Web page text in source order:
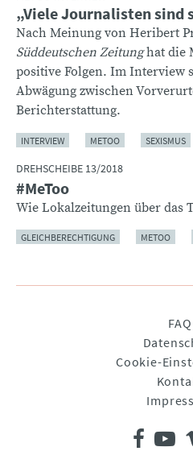
„Viele Journalisten sind
Nach Meinung von Heribert
Süddeutschen Zeitunghat die
positive Folgen. Im Interview
Abwägung zwischen
Berichterstattung.
INTERVIEW METOO SEXISMUS
DREHSCHEIBE 13/2018
#MeToo
Wie Lokalzeitungen über das
GLEICHBERECHTIGUNG METOO
FAQ
Cookie-